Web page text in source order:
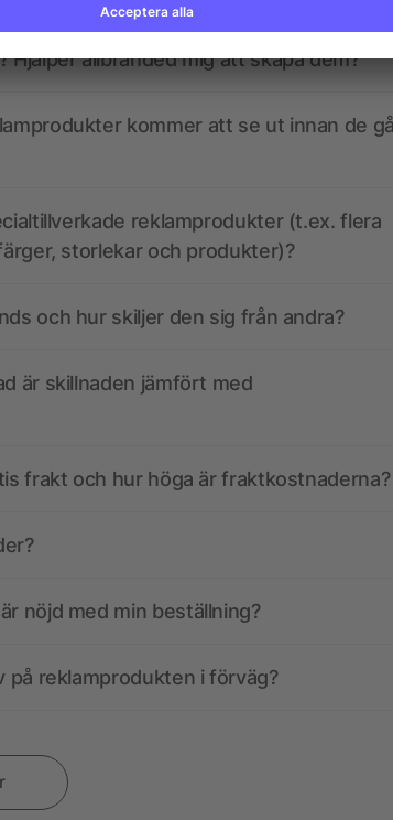
Hjälper allbranded mig att skapa dem?
kommer att se ut innan de
reklamprodukter (t.ex. flera
storlekar och produkter)?
och hur skiljer den sig från andra?
är skillnaden jämfört med
frakt och hur höga är fraktkostnaderna?
nöjd med min beställning?
på reklamprodukten i förväg?